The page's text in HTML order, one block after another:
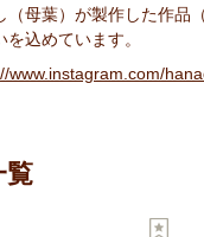
（母葉）が製作した作品
を込めています。
www.instagram.com/
覧